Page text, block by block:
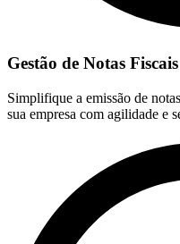
Gestão de Notas
Simplifique a emissão de
sua empresa com agilidade e